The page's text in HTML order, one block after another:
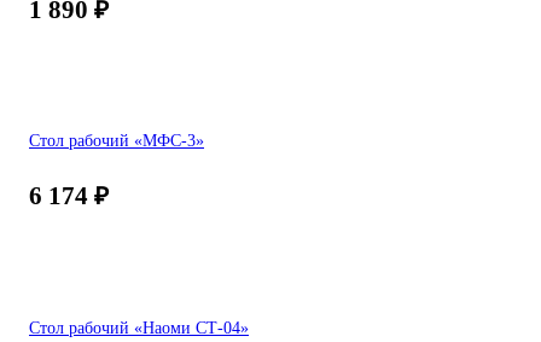
1 890 ₽
Стол рабочий «МФС-3»
6 174 ₽
Стол рабочий «Наоми СТ-04»